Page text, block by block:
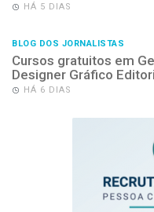
HÁ 5 DIAS
BLOG DOS JORNALISTAS
Cursos gratuitos em
Designer Gráfico
HÁ 6 DIAS